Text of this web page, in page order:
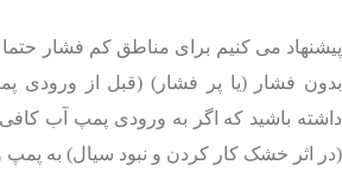
پیشنهاد می کنیم برای مناطق کم فشار
بدون فشار (یا پر فشار) (قبل از ورودی
داشته باشید که اگر به ورودی پمپ آب
(در اثر خشک کار کردن و نبود سیال) به پمپ